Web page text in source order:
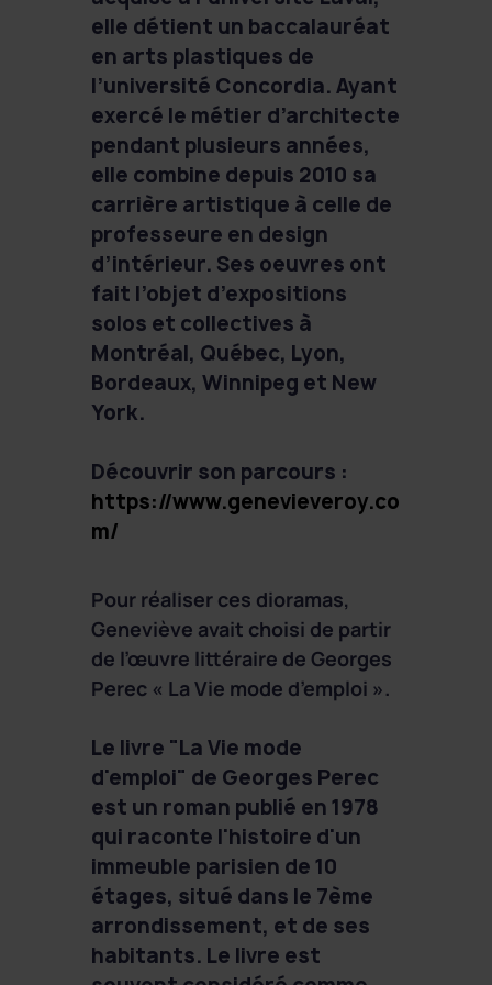
elle détient un baccalauréat
en arts plastiques de
l’université Concordia. Ayant
exercé le métier d’architecte
pendant plusieurs années,
elle combine depuis 2010 sa
carrière artistique à celle de
professeure en design
d’intérieur. Ses oeuvres ont
fait l’objet d’expositions
solos et collectives à
Montréal, Québec, Lyon,
Bordeaux, Winnipeg et New
York.
Découvrir son parcours :
https://www.genevieveroy.co
m/
Pour réaliser ces dioramas,
Geneviève avait choisi de partir
de l’œuvre littéraire de Georges
Perec « La Vie mode d’emploi ».
Le livre "La Vie mode
d'emploi" de Georges Perec
est un roman publié en 1978
qui raconte l'histoire d'un
immeuble parisien de 10
étages, situé dans le 7ème
arrondissement, et de ses
habitants. Le livre est